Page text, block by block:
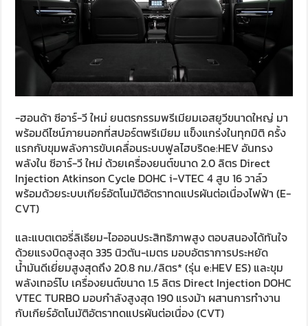
-ฮอนด้า ซีอาร์-วี ใหม่ ยนตรกรรมพรีเมียมเอสยูวีขนาดใหญ่ มา
พร้อมดีไซน์ภายนอกที่สปอร์ตพรีเมียม แข็งแกร่งในทุกมิติ ครั้ง
แรกกับขุมพลังการขับเคลื่อนระบบฟูลไฮบริดe:HEV อันทรง
พลังใน ซีอาร์-วี ใหม่ ด้วยเครื่องยนต์ขนาด 2.0 ลิตร Direct
Injection Atkinson Cycle DOHC i-VTEC 4 สูบ 16 วาล์ว
พร้อมด้วยระบบเกียร์อัตโนมัติอัตราทดแปรผันต่อเนื่องไฟฟ้า (E-
CVT)
และแบตเตอรี่ลิเธียม-ไอออนประสิทธิภาพสูง ตอบสนองได้ทันใจ
ด้วยแรงบิดสูงสุด 335 นิวตัน-เมตร มอบอัตราการประหยัด
น้ำมันดีเยี่ยมสูงสุดถึง 20.8 กม./ลิตร* (รุ่น e:HEV ES) และขุม
พลังเทอร์โบ เครื่องยนต์ขนาด 1.5 ลิตร Direct Injection DOHC
VTEC TURBO มอบกำลังสูงสุด 190 แรงม้า ผสานการทำงาน
กับเกียร์อัตโนมัติอัตราทดแปรผันต่อเนื่อง (CVT)